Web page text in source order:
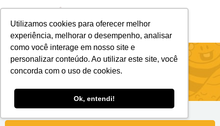
Utilizamos cookies para oferecer melhor
experiência, melhorar o desempenho, analisar
como você interage em nosso site e
personalizar conteúdo. Ao utilizar este site, você
concorda com o uso de cookies.
Ok, entendi!
Sacola em Algodão e Juta 220g/m²
(35x45x11cm)